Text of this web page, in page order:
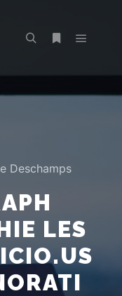
Deschamps
LES